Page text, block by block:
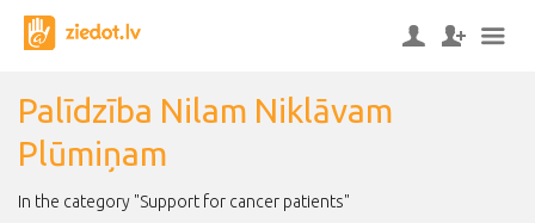
Palīdzība Nilam Niklāvam
Plūmiņam
In the category "Support for cancer patients"